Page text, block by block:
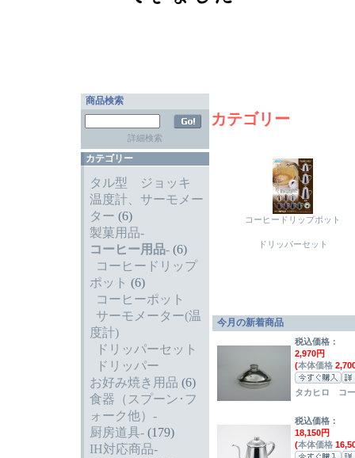
商品検索
詳細検索
カテゴリー
タル型 ジョッキ
温度計、サーモメー
ター (6)
製菓用品-
コーヒー用品- (6)
コーヒードリップ
ポット (6)
コーヒーポット
サーモメーター(温
度計)
ドリッパーセット
ドリッパー
お好み焼き用品 (6)
食器（スプーン･フ
ォーク他）-
厨房道具- (179)
IH対応商品-
カテゴリー
コーヒードリップポット
ドリッパーセット
今月の新着商品
税込価格：
2,970円
(本体価格
タカヒロ コ
税込価格：
18,150円
(本体価格